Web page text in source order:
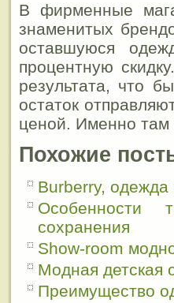
В фирменные
знаменитых
оставшуюся
процентную
результата, что
остаток
ценой. Именно там
Похожие
Burberry, одежда
сохранения
Show-room
Модная детская
Преимущество